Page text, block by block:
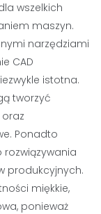
wszelkich
maszyn.
narzędziami
CAD
istotna.
tworzyć
Ponadto
produkcyjnych.
miękkie,
ponieważ